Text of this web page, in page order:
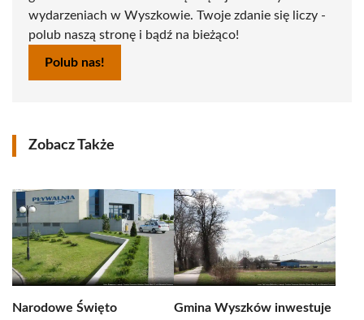
wydarzeniach w Wyszkowie. Twoje zdanie się liczy -
polub naszą stronę i bądź na bieżąco!
Polub nas!
Zobacz Także
Narodowe Święto
Gmina Wyszków inwestuje